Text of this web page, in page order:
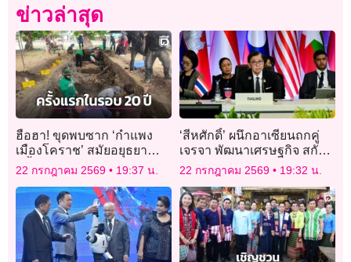
ข่าวล่าสุด
ฮือฮา! ขุดพบซาก ‘กำแพง
เมืองโคราช’ สมัยอยุธยา
ครั้งแรกในรอบ 20 ปี บริเวณ
โนนพลล้าน
22 กรกฎาคม 2569 19:37 น.
‘สีหศักดิ์’ ผนึกอาเซียนถกคู่
เจรจา พัฒนาเศรษฐกิจ สกัด
อาชญากรรมข้ามชาติ รับมือ
วิกฤติพลังงาน
22 กรกฎาคม 2569 19:32 น.